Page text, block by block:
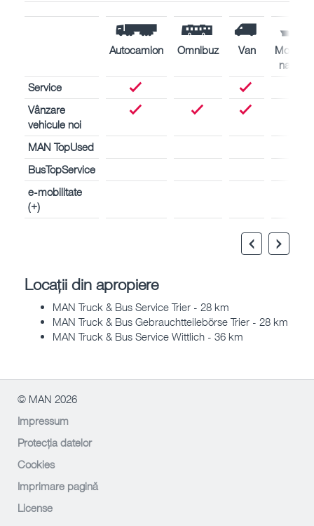
Autocamion Omnibuz Van
Motoare
navale
Service
Vânzare
vehicule noi
MAN TopUsed
BusTopService
e-mobilitate
(+)
Locații din apropiere
MAN Truck & Bus Service Trier - 28 km
MAN Truck & Bus Gebrauchtteilebörse Trier - 28 km
MAN Truck & Bus Service Wittlich - 36 km
© MAN 2026
Impressum
Protecția datelor
Cookies
Imprimare pagină
License